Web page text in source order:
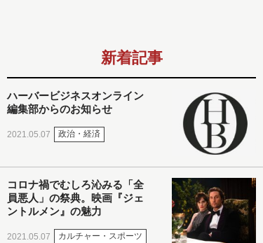
新着記事
ハーバービジネスオンライン
編集部からのお知らせ
2021.05.07 政治・経済
コロナ禍でむしろ沁みる「全
員悪人」の祭典。映画『ジェ
ントルメン』の魅力
2021.05.07 カルチャー・スポーツ